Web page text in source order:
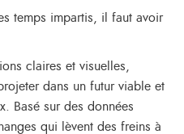
temps impartis, il faut avoir
claires et visuelles,
dans un futur viable et
Basé sur des données
qui lèvent des freins à